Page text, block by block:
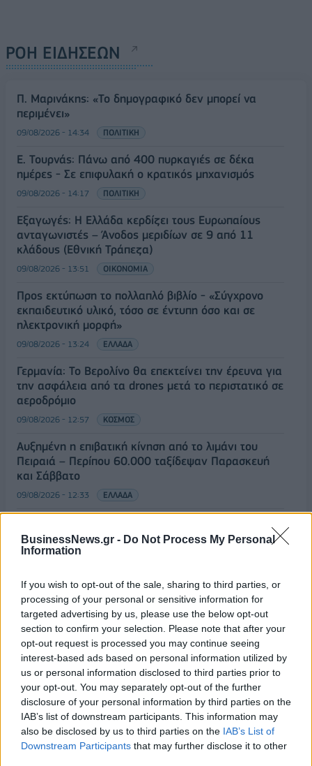
BusinessNews.gr - Do Not Process My Personal
Information
If you wish to opt-out of the sale, sharing to third parties, or
processing of your personal or sensitive information for
targeted advertising by us, please use the below opt-out
section to confirm your selection. Please note that after your
opt-out request is processed you may continue seeing
interest-based ads based on personal information utilized by
us or personal information disclosed to third parties prior to
your opt-out. You may separately opt-out of the further
disclosure of your personal information by third parties on the
IAB’s list of downstream participants. This information may
also be disclosed by us to third parties on the IAB’s List of
Downstream Participants that may further disclose it to other
ΡΟΗ ΕΙΔΗΣΕΩΝ
Π. Μαρινάκης: «Το δημογραφικό δεν μπορεί να
περιμένει»
09/08/2026 - 14:34 ΠΟΛΙΤΙΚΗ
Ε. Τουρνάς: Πάνω από 400 πυρκαγιές σε δέκα
ημέρες - Σε επιφυλακή ο κρατικός μηχανισμός
09/08/2026 - 14:17 ΠΟΛΙΤΙΚΗ
Εξαγωγές: Η Ελλάδα κερδίζει τους Ευρωπαίους
ανταγωνιστές – Άνοδος μεριδίων σε 9 από 11
κλάδους (Εθνική Τράπεζα)
09/08/2026 - 13:51 ΟΙΚΟΝΟΜΙΑ
Προς εκτύπωση το πολλαπλό βιβλίο - «Σύγχρονο
εκπαιδευτικό υλικό, τόσο σε έντυπη όσο και σε
ηλεκτρονική μορφή»
09/08/2026 - 13:24 ΕΛΛΑΔΑ
Γερμανία: Το Βερολίνο θα επεκτείνει την έρευνα για
την ασφάλεια από τα drones μετά το περιστατικό σε
αεροδρόμιο
09/08/2026 - 12:57 ΚΟΣΜΟΣ
Αυξημένη η επιβατική κίνηση από το λιμάνι του
Πειραιά – Περίπου 60.000 ταξίδεψαν Παρασκευή
και Σάββατο
09/08/2026 - 12:33 ΕΛΛΑΔΑ
Ελλήνων και Γάλλων πυροσβεστών από τα πύρινα
μέτωπα
Δεύτερη πηγή εισοδήματος για τους επαγγελματίες
ψαράδες ο αλιευτικός τουρισμός
09/08/2026 - 12:08 ΤΟΥΡΙΣΜΟΣ
Τ. Θεοδωρικάκος: Η ενίσχυση της βιομηχανίας
διασφαλίζει την ανάπτυξη, την ασφάλεια και
καλύτερους μισθούς
09/08/2026 - 11:43 ΠΟΛΙΤΙΚΗ
Υπ. Μεταφορών: Οριστική λύση στο ζήτημα των
πινακίδων κυκλοφορίας - Τέλος στις χρονοβόρες
ΟΛΕΣ ΟΙ ΕΙΔΗΣΕΙΣ